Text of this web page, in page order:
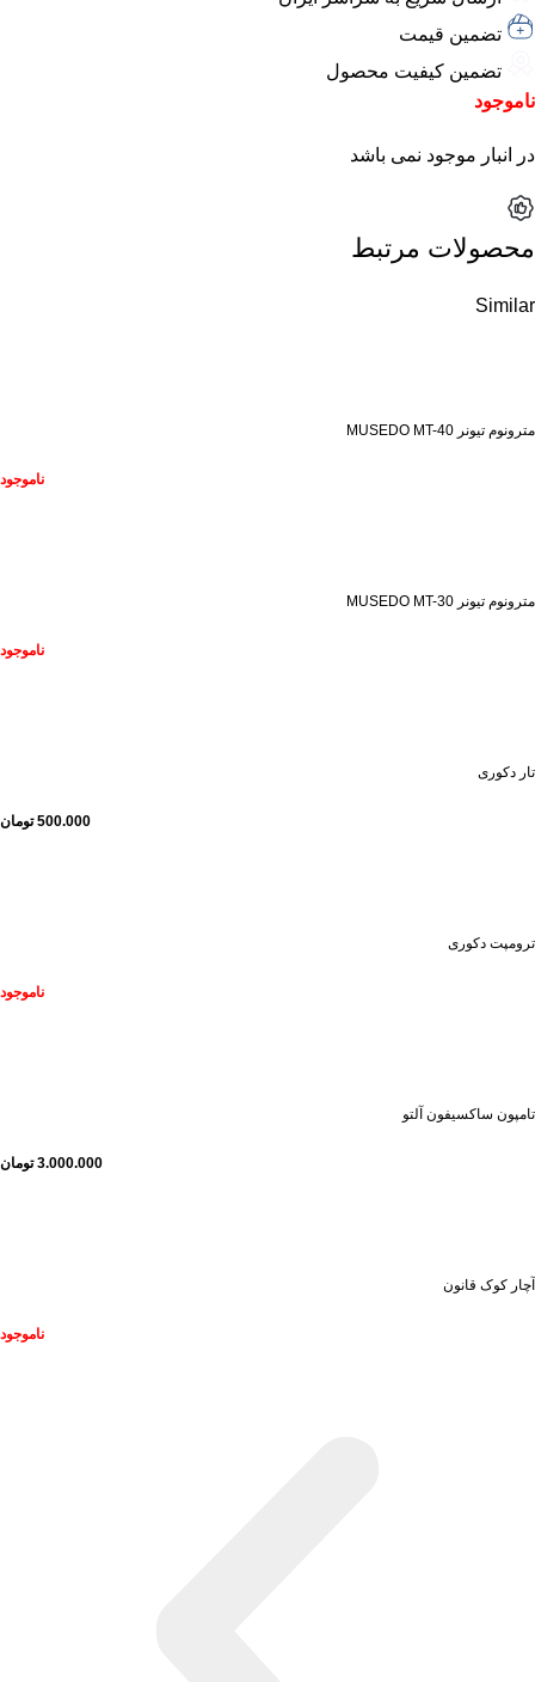
تضمین قیمت
تضمین کیفیت محصول
ناموجود
در انبار موجود نمی باشد
محصولات مرتبط
Similar
مترونوم تیونر MUSEDO MT-40
ناموجود
مترونوم تیونر MUSEDO MT-30
ناموجود
تار دکوری
500.000 تومان
ترومپت دکوری
ناموجود
تامپون ساکسیفون آلتو
3.000.000 تومان
آچار کوک قانون
ناموجود